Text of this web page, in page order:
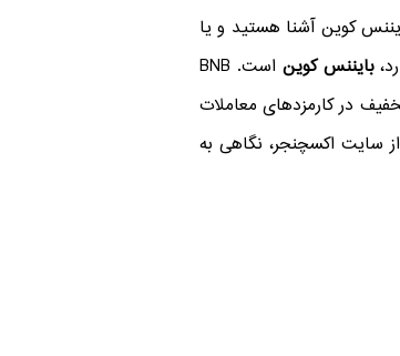
کوینآشنا هستید و یا
بایننس کوین
است. BNB
در کارمزدهای معاملات
سایت اکسچنجر، نگاهی به